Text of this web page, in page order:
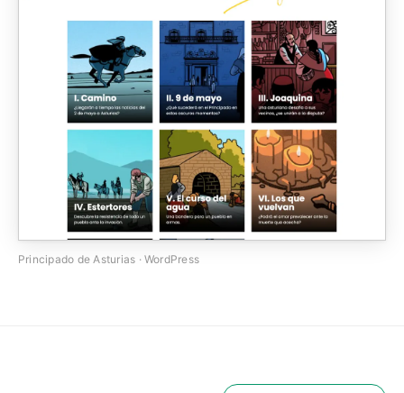
Principado de Asturias · WordPress